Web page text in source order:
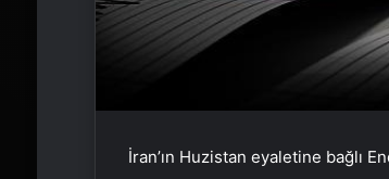
İran’ın Huzistan eyaletine bağlı